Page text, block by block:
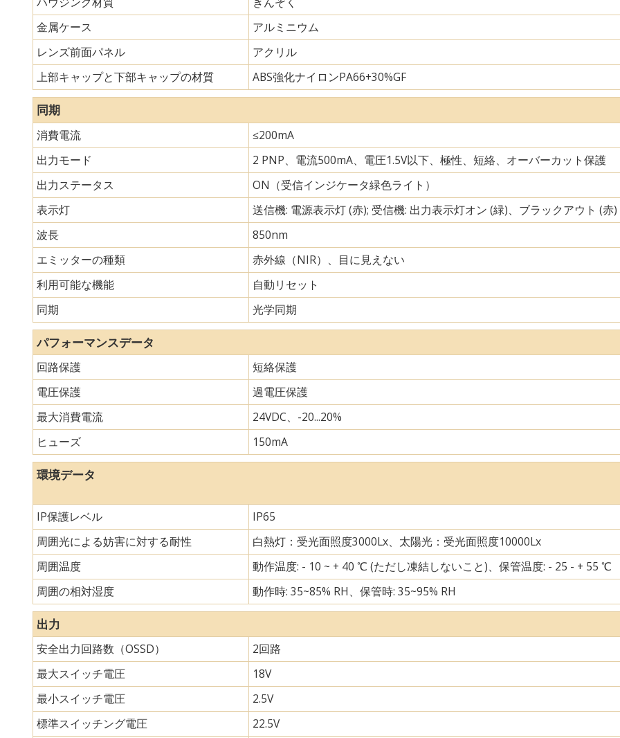
金属ケース
アルミニウム
レンズ前面パネル
アクリル
上部キャップと下部キャップの材質
ABS強化ナイロンPA66+30%GF
同期
消費電流
≤200mA
出力モード
2 PNP、電流500mA、電圧1.5V以下、極性、短絡、オーバーカット保護
出力ステータス
ON（受信インジケータ緑色ライト）
表示灯
送信機: 電源表示灯 (赤); 受信機: 出力表示灯オン (緑)、ブラックアウト (赤)
波長
850nm
エミッターの種類
赤外線（NIR）、目に見えない
利用可能な機能
自動リセット
同期
光学同期
パフォーマンスデータ
回路保護
短絡保護
電圧保護
過電圧保護
最大消費電流
24VDC、-20...20%
ヒューズ
150mA
環境データ
IP保護レベル
IP65
周囲光による妨害に対する耐性
白熱灯：受光面照度3000Lx、太陽光：受光面照度10000Lx
周囲温度
動作温度: - 10 ~ + 40 ℃ (ただし凍結しないこと)、保管温度: - 25 - + 55 ℃
周囲の相対湿度
動作時: 35~85% RH、保管時: 35~95% RH
出力
安全出力回路数（OSSD）
2回路
最大スイッチ電圧
18V
最小スイッチ電圧
2.5V
標準スイッチング電圧
22.5V